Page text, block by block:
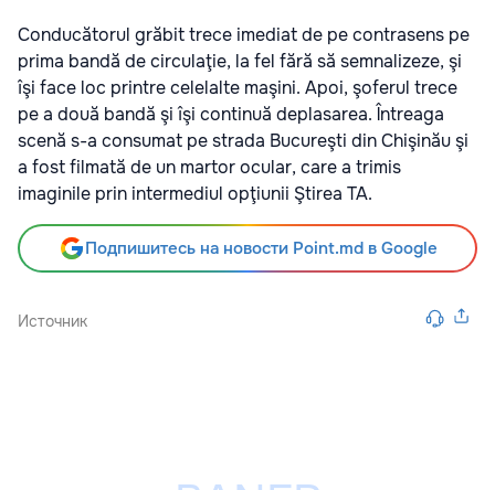
Conducătorul grăbit trece imediat de pe contrasens pe
prima bandă de circulaţie, la fel fără să semnalizeze, şi
îşi face loc printre celelalte maşini. Apoi, şoferul trece
pe a două bandă şi îşi continuă deplasarea. Întreaga
scenă s-a consumat pe strada Bucureşti din Chişinău şi
a fost filmată de un martor ocular, care a trimis
imaginile prin intermediul opţiunii Ştirea TA.
Подпишитесь на новости Point.md в Google
Источник